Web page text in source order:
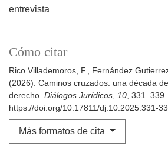
entrevista
Cómo citar
Rico Villademoros, F., Fernández
(2026). Caminos cruzados: una década
derecho. Diálogos Jurídicos, 10, 331–339.
https://doi.org/10.17811/dj.10.2025.331-
Más formatos de cita